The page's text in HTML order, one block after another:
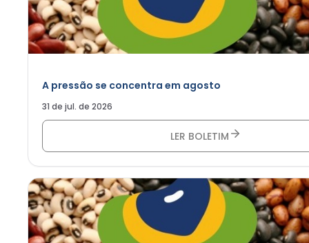
A pressão se concentra em agosto
31 de jul. de 2026
LER BOLETIM